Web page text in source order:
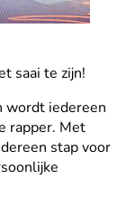
saai te zijn!
wordt iedereen
rapper. Met
stap voor